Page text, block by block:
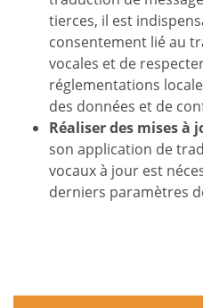
tierces, il est
consentement lié au
vocales et de
réglementations
des données et de
Réaliser des mises à
son application de
vocaux à jour est
derniers paramètres